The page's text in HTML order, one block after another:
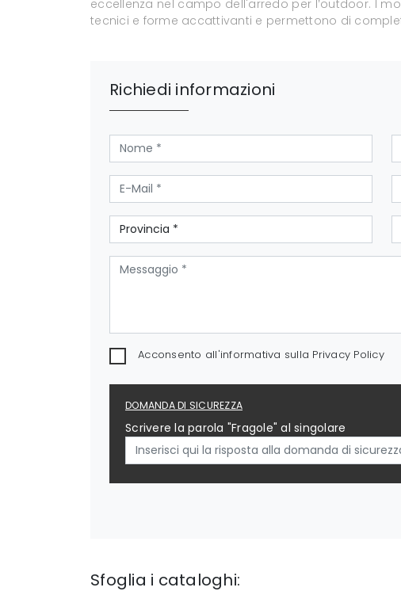
eccellenza nel campo dell'arredo per l’outdoor. I
tecnici e forme accattivanti e permettono di
Richiedi informazioni
Acconsento all'informativa sulla Privacy Policy
DOMANDA DI SICUREZZA
Scrivere la parola "Fragole" al singolare
Sfoglia i cataloghi: